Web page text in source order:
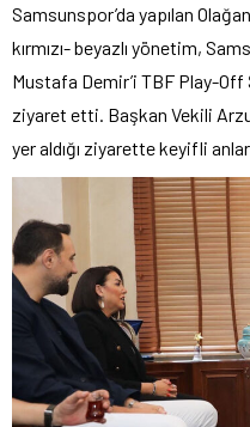
Samsunspor’da yapılan
kırmızı- beyazlı yönetim,
Mustafa Demir’i TBF Play-
ziyaret etti. Başkan Vekili
yer aldığı ziyarette keyifli anlar